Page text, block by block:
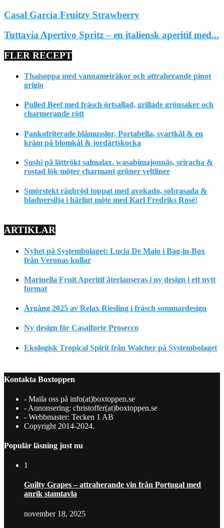
Casal Garcia Fruitzy Strawberry
Tuttavia Apertivo Spritz – en italiensk aperitif med...
FLER RECEPT
Thaisoppa med vannameiräkor och attraherande pinot
grigio
Pulled Beef med fräsch örtsallad, grillade grönsaker och
charmerande rött
Pankofriterade blåmusslor, Portabella, svartkål & en
kräm på blomkål & jordärtskocka
Sushi på lättrökt salmalax, wasabimajonnäs, sriracha &
rostad lök möter charmant grüner veltliner
Smörstekt rågbröd toppat med avokado, sobrasada &
bladpersilja i härligt möte med Karl Fredriks Rosé!
ARTIKLAR
Nyhet på Systembolaget: Lucia De Maio i Bag-in-Box
från Veronas kullar
Marinella Fruit Aperitif återlanseras i ny design i ett nytt
format
Årgång 2025 av Relax Riesling i fräsch sommardesign
Ny design för Casalforte Prosecco
Ekologisk Tropical Spirit från Walcher på Systembolaget
Kontakta Boxtoppen
- Maila oss på info(at)boxtoppen.se
- Annonsering: christoffer(at)boxtoppen.se
- Webbmaster: Tecken 1 AB
Copyright 2014-2024.
Populär läsning just nu
1
Guilty Grapes – attraherande vin från Portugal med
anrik stamtavla
november 18, 2025